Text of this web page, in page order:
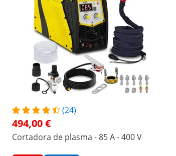
(24)
494,00 €
Cortadora de plasma - 85 A - 400 V